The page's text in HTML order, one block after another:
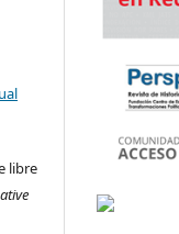
libre